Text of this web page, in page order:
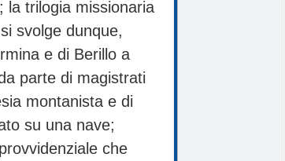
la trilogia missionaria
svolge dunque,
e di Berillo a
parte di magistrati
montanista e di
su una nave;
che